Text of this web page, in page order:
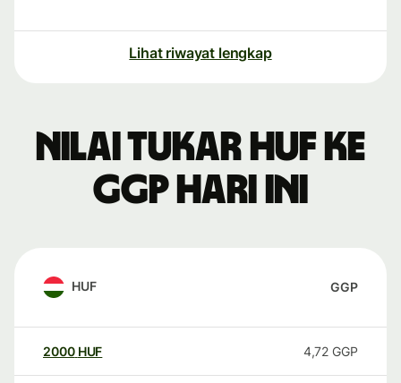
Lihat riwayat lengkap
Nilai tukar HUF ke
GGP hari ini
HUF GGP
2000 HUF 4,72 GGP